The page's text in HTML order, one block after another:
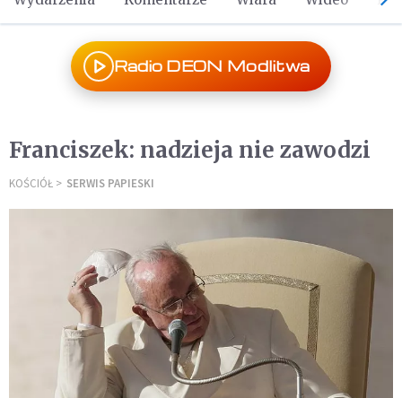
Radio DEON Modlitwa
Franciszek: nadzieja nie zawodzi
KOŚCIÓŁ SERWIS PAPIESKI